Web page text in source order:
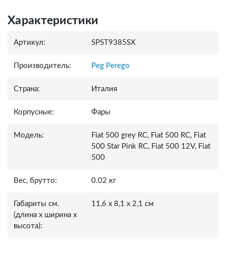
Характеристики
Артикул: SPST9385SX
Производитель: Peg Perego
Страна: Италия
Корпусные: Фары
Модель:
Fiat 500 grey RC, Fiat 500 RC, Fiat
500 Star Pink RC, Fiat 500 12V, Fiat
500
Вес, брутто: 0.02 кг
Габариты см.
(длина x ширина x
высота):
11,6 x 8,1 x 2,1 см